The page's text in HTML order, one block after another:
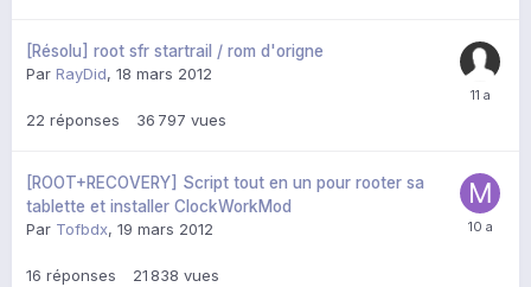
[Résolu] root sfr startrail / rom d'origne
Par RayDid, 18 mars 2012
22 réponses 36 797 vues
[ROOT+RECOVERY] Script tout en un pour rooter sa
tablette et installer ClockWorkMod
Par Tofbdx, 19 mars 2012
16 réponses 21 838 vues